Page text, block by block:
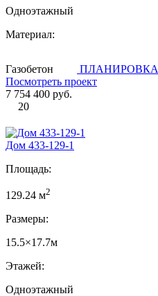
Одноэтажный
Материал:
Газобетон
ПЛАНИРОВКА
Посмотреть проект
7 754 400 руб.
20
Дом 433-129-1
Площадь:
129.24 м2
Размеры:
15.5×17.7м
Этажей:
Одноэтажный